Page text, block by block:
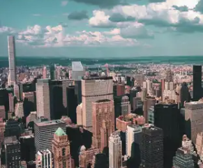
刑事案件
勞資爭議
車禍案件